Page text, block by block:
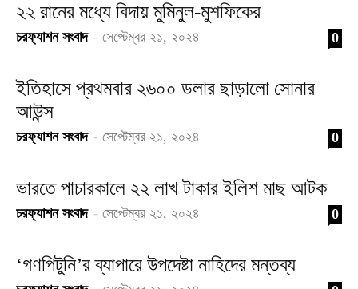
২২ রানের মধ্যে বিদায় মুমিনুল-মুশফিকের
চরফ্যাশন সংবাদ - সেপ্টেম্বর ২১, ২০২৪ 0
ইতিহাসে প্রথমবার ২৬০০ ডলার ছাড়ালো সোনার
আউন্স
চরফ্যাশন সংবাদ - সেপ্টেম্বর ২১, ২০২৪ 0
ভারতে পাচারকালে ২২ লাখ টাকার ইলিশ মাছ আটক
চরফ্যাশন সংবাদ - সেপ্টেম্বর ২১, ২০২৪ 0
‘গণপিটুনি’র ব্যাপারে উপদেষ্টা নাহিদের মন্তব্য